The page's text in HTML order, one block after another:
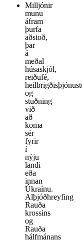
Milljónir
munu
áfram
þurfa
aðstoð,
þar
á
meðal
húsaskjól,
reiðufé,
og
stuðning
við
að
koma
sér
fyrir
í
nýju
landi
eða
innan
Úkraínu.
Alþjóðhreyfing
Rauða
krossins
og
Rauða
hálfmánans